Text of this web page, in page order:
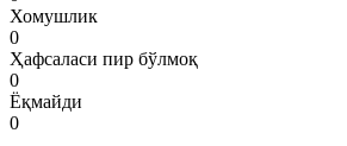
Хомушлик
0
Ҳафсаласи пир бўлмоқ
0
Ёқмайди
0